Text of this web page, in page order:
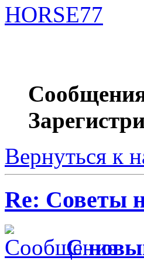
HORSE77
Вернуться к
Re: Советы
С